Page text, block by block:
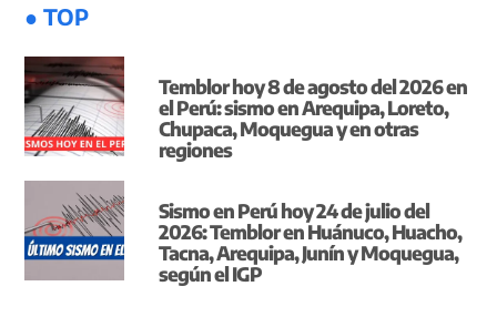
● TOP
Temblor hoy 8 de agosto del 2026 en
el Perú: sismo en Arequipa, Loreto,
Chupaca, Moquegua y en otras
regiones
Sismo en Perú hoy 24 de julio del
2026: Temblor en Huánuco, Huacho,
Tacna, Arequipa, Junín y Moquegua,
según el IGP